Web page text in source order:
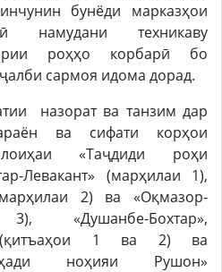
бунёди марказҳои
намудани техникаву
роҳҳо корбарӣ бо
сармоя идома дорад.
назорат ва танзим дар
ва сифати корҳои
«Таҷдиди роҳи
Левакант» (марҳилаи 1),
2) ва «Оқмазор-
3), «Душанбе-Бохтар»,
(қитъаҳои 1 ва 2) ва
ноҳияи Рушон»